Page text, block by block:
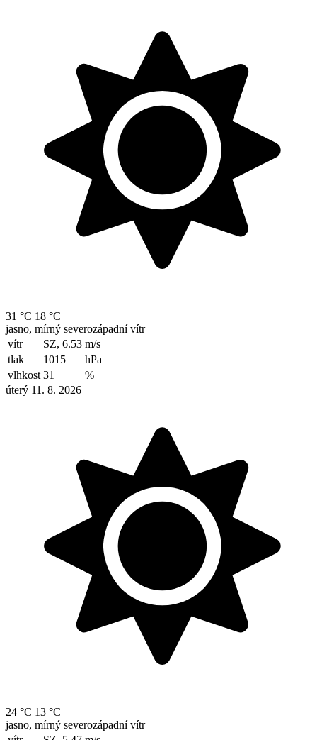
31 °C 18 °C
jasno, mírný severozápadní vítr
vítr
SZ, 6.53 m/s
tlak
1015
hPa
vlhkost 31
%
úterý 11. 8. 2026
24 °C 13 °C
jasno, mírný severozápadní vítr